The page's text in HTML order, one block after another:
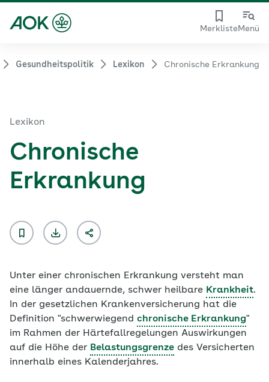
MerklisteMenü
Gesundheitspolitik Lexikon Chronische Erkrankung
Lexikon
Chronische
Erkrankung
Unter einer chronischen Erkrankung versteht man
eine länger andauernde, schwer heilbare Krankheit.
In der gesetzlichen Krankenversicherung hat die
Definition "schwerwiegend chronische Erkrankung"
im Rahmen der Härtefallregelungen Auswirkungen
auf die Höhe der Belastungsgrenze des Versicherten
innerhalb eines Kalenderjahres.